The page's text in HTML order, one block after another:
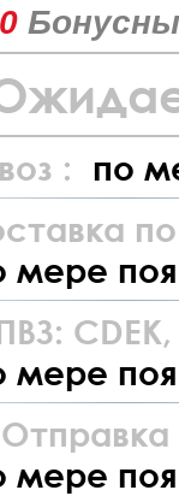
: по
мере
CDEK,
мере
Отправка
мере